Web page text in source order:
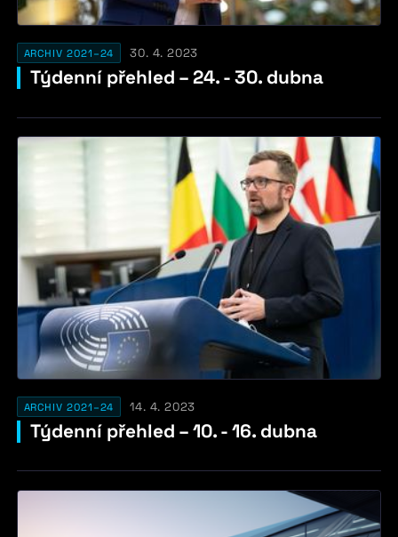
ARCHIV 2021–24 30. 4. 2023
Týdenní přehled – 24. - 30. dubna
ARCHIV 2021–24 14. 4. 2023
Týdenní přehled – 10. - 16. dubna